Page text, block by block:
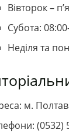
Вівторок –
Субота:
Неділя та
м.
(0532)